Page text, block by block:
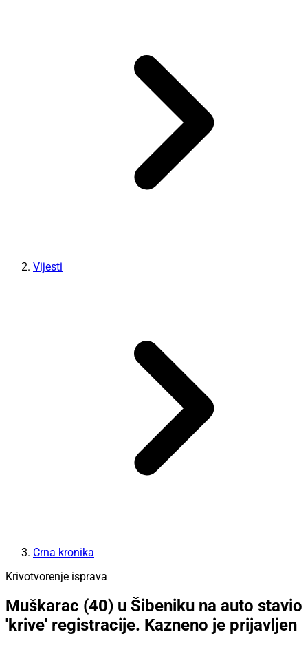
Vijesti
Crna kronika
Krivotvorenje isprava
Muškarac (40) u Šibeniku na auto stavio
'krive' registracije. Kazneno je prijavljen